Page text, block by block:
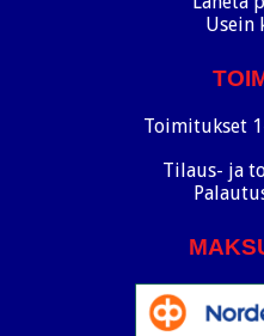
Usein
Toimitukset
Tilaus- ja